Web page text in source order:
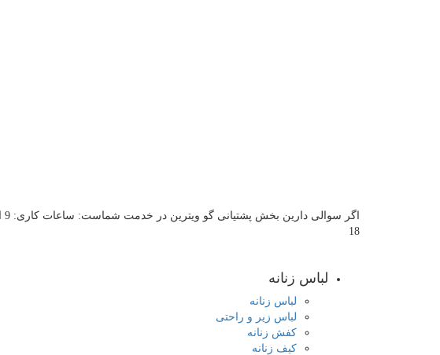
18
لباس زنانه
لباس زنانه
لباس زیر و راحتی
کفش زنانه
کیف زنانه